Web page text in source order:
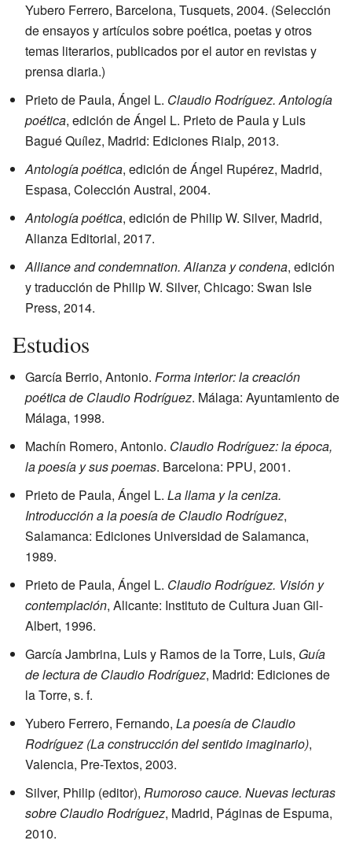
Yubero Ferrero, Barcelona, Tusquets, 2004. (Selección
de ensayos y artículos sobre poética, poetas y otros
temas literarios, publicados por el autor en revistas y
prensa diaria.)
Prieto de Paula, Ángel L. Claudio Rodríguez. Antología
poética, edición de Ángel L. Prieto de Paula y Luis
Bagué Quílez, Madrid: Ediciones Rialp, 2013.
Antología poética, edición de Ángel Rupérez, Madrid,
Espasa, Colección Austral, 2004.
Antología poética, edición de Philip W. Silver, Madrid,
Alianza Editorial, 2017.
Alliance and condemnation. Alianza y condena, edición
y traducción de Philip W. Silver, Chicago: Swan Isle
Press, 2014.
Estudios
García Berrio, Antonio. Forma interior: la creación
poética de Claudio Rodríguez. Málaga: Ayuntamiento de
Málaga, 1998.
Machín Romero, Antonio. Claudio Rodríguez: la época,
la poesía y sus poemas. Barcelona: PPU, 2001.
Prieto de Paula, Ángel L. La llama y la ceniza.
Introducción a la poesía de Claudio Rodríguez,
Salamanca: Ediciones Universidad de Salamanca,
1989.
Prieto de Paula, Ángel L. Claudio Rodríguez. Visión y
contemplación, Alicante: Instituto de Cultura Juan Gil-
Albert, 1996.
García Jambrina, Luis y Ramos de la Torre, Luis, Guía
de lectura de Claudio Rodríguez, Madrid: Ediciones de
la Torre, s. f.
Yubero Ferrero, Fernando, La poesía de Claudio
Rodríguez (La construcción del sentido imaginario),
Valencia, Pre-Textos, 2003.
Silver, Philip (editor), Rumoroso cauce. Nuevas lecturas
sobre Claudio Rodríguez, Madrid, Páginas de Espuma,
2010.